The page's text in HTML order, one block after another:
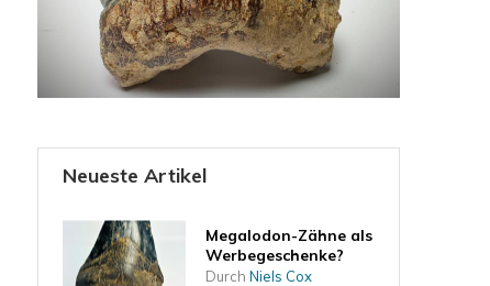
Neueste Artikel
Megalodon-Zähne als
Werbegeschenke?
Durch Niels Cox